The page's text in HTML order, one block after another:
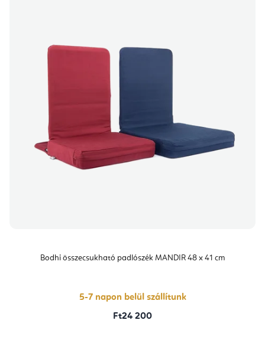
Bodhi összecsukható padlószék MANDIR 48 x 41 cm
5-7 napon belül szállítunk
Ft24 200